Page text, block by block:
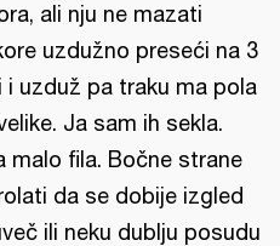
ali nju ne mazati
uzdužno preseći na 3
uzduž pa traku ma pola
Ja sam ih sekla.
malo fila. Bočne strane
da se dobije izgled
ili neku dublju posudu